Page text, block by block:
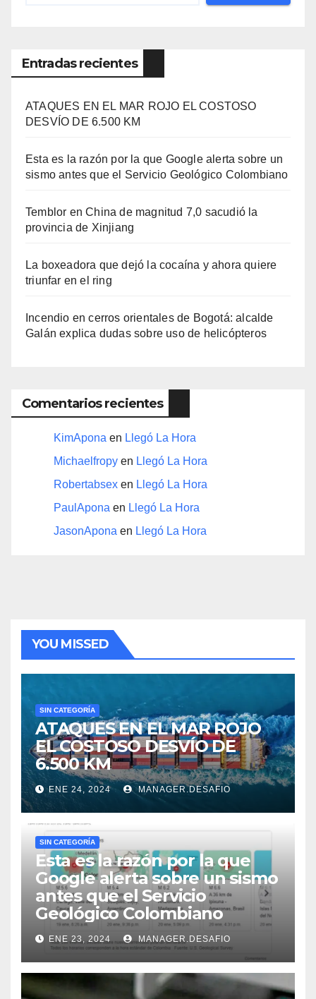
Entradas recientes
ATAQUES EN EL MAR ROJO EL COSTOSO
DESVÍO DE 6.500 KM
Esta es la razón por la que Google alerta sobre un
sismo antes que el Servicio Geológico Colombiano
Temblor en China de magnitud 7,0 sacudió la
provincia de Xinjiang
La boxeadora que dejó la cocaína y ahora quiere
triunfar en el ring​
Incendio en cerros orientales de Bogotá: alcalde
Galán explica dudas sobre uso de helicópteros
Comentarios recientes
KimApona en Llegó La Hora
Michaelfropy en Llegó La Hora
Robertabsex en Llegó La Hora
PaulApona en Llegó La Hora
JasonApona en Llegó La Hora
YOU MISSED
SIN CATEGORÍA
ATAQUES EN EL MAR ROJO
EL COSTOSO DESVÍO DE
6.500 KM
ENE 24, 2024 MANAGER.DESAFIO
SIN CATEGORÍA
Esta es la razón por la que
Google alerta sobre un sismo
antes que el Servicio
Geológico Colombiano
ENE 23, 2024 MANAGER.DESAFIO